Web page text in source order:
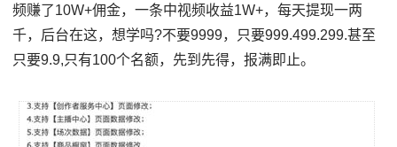
频赚了10W+佣金，一条中视频收益1W+，每天提现一两
千，后台在这，想学吗?不要9999，只要999.499.299.甚至
只要9.9,只有100个名额，先到先得，报满即止。